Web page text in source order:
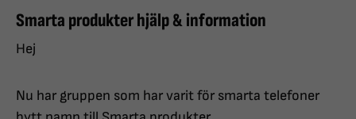
Smarta produkter hjälp & information
Hej
Nu har gruppen som har varit för smarta telefoner